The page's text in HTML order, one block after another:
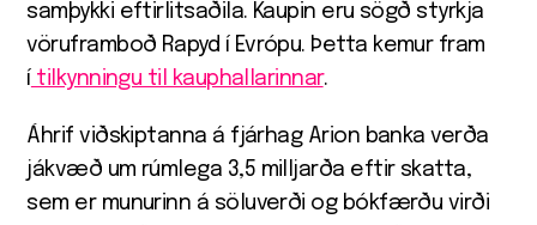
samþykki eftirlitsaðila. Kaupin eru sögð styrkja
vöruframboð Rapyd í Evrópu. Þetta kemur fram
í til­kynningu til kaup­hallarinnar.
Á­hrif við­skiptanna á fjár­hag Arion banka verða
já­kvæð um rúmlega 3,5 milljarða eftir skatta,
sem er munurinn á sölu­verði og bók­færðu virði